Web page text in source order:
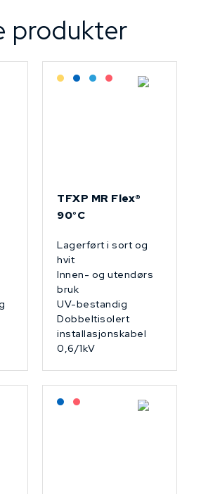
produkter
Kabel Lagerført: Grossist
Lagerført: NEK Kabel
Bestilling: 2-3 uker
På forespørsel
TFXP MR Flex®
90°C
Lagerført i sort og
hvit
Innen- og utendørs
bruk
UV-bestandig
Dobbeltisolert
installasjonskabel
0,6/1kV
Lagerført: NEK Kabel
På forespørsel